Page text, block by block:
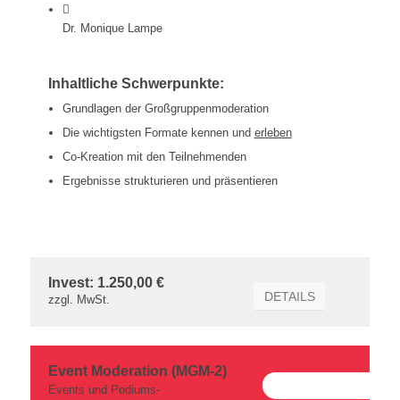
Dr. Monique Lampe
Inhaltliche Schwerpunkte:
Grundlagen der Großgruppenmoderation
Die wichtigsten Formate kennen und erleben
Co-Kreation mit den Teilnehmenden
Ergebnisse strukturieren und präsentieren
Invest: 1.250,00 €
zzgl. MwSt. DETAILS
Event Moderation (MGM-2)
Events und Podiums-